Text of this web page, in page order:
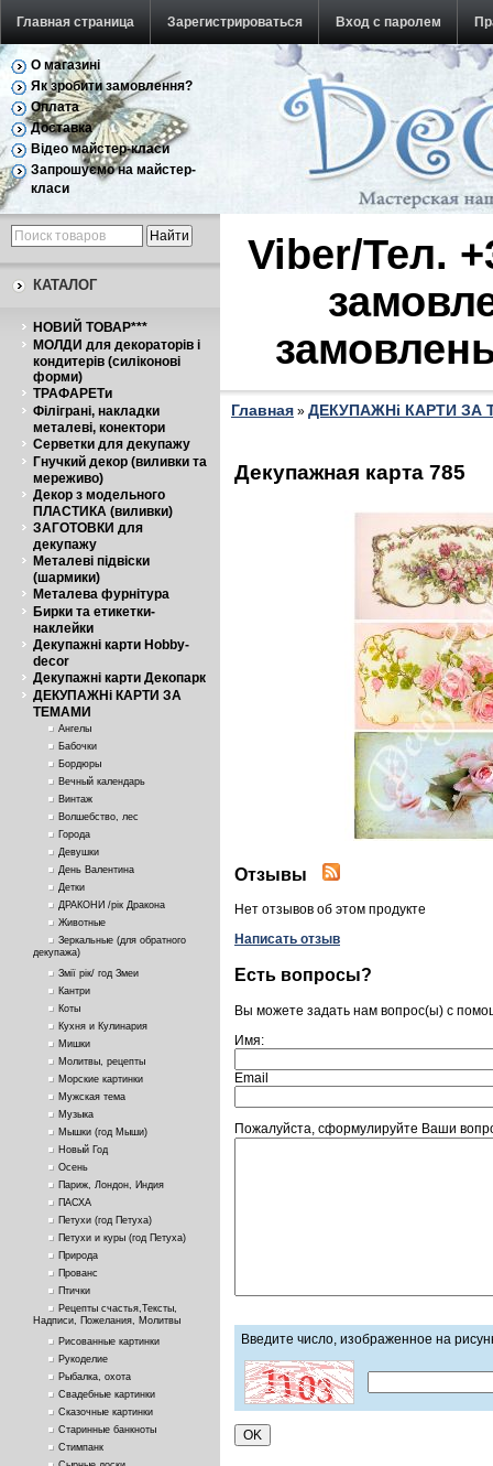
Главная страница Зарегистрироваться Вход с паролем
Обратная связь
О магазині
Як зробити замовлення?
Оплата
Доставка
Відео майстер-класи
Запрошуємо на майстер-
класи
КАТАЛОГ
НОВИЙ ТОВАР***
МОЛДИ для декораторів і
кондитерів (силіконові
форми)
ТРАФАРЕТи
Філіграні, накладки
металеві, конектори
Серветки для декупажу
Гнучкий декор (виливки та
мереживо)
Декор з модельного
ПЛАСТИКА (виливки)
ЗАГОТОВКИ для
декупажу
Металеві підвіски
(шармики)
Металева фурнітура
Бирки та етикетки-
наклейки
Декупажні карти Hobby-
decor
Декупажні карти Декопарк
ДЕКУПАЖНі КАРТИ ЗА
ТЕМАМИ
Ангелы
Бабочки
Бордюры
Вечный календарь
Винтаж
Волшебство, лес
Города
Девушки
День Валентина
Детки
ДРАКОНИ /рік Дракона
Животные
Зеркальные (для обратного
декупажа)
Змії рік/ год Змеи
Кантри
Коты
Кухня и Кулинария
Мишки
Молитвы, рецепты
Морские картинки
Мужская тема
Музыка
Мышки (год Мыши)
Новый Год
Осень
Париж, Лондон, Индия
ПАСХА
Петухи (год Петуха)
Петухи и куры (год Петуха)
Природа
Прованс
Птички
Рецепты счастья,Тексты,
Надписи, Пожелания, Молитвы
Рисованные картинки
Рукоделие
Рыбалка, охота
Свадебные картинки
Сказочные картинки
Старинные банкноты
Стимпанк
Viber/Тел.
Главная » ДЕКУПАЖНі КАРТИ ЗА
Декупажная карта 785
Отзывы
Нет отзывов об этом продукте
Написать отзыв
Есть вопросы?
Вы можете задать нам вопрос(ы) с
Имя:
Email
Пожалуйста, сформулируйте Ваши
Введите число, изображенное на